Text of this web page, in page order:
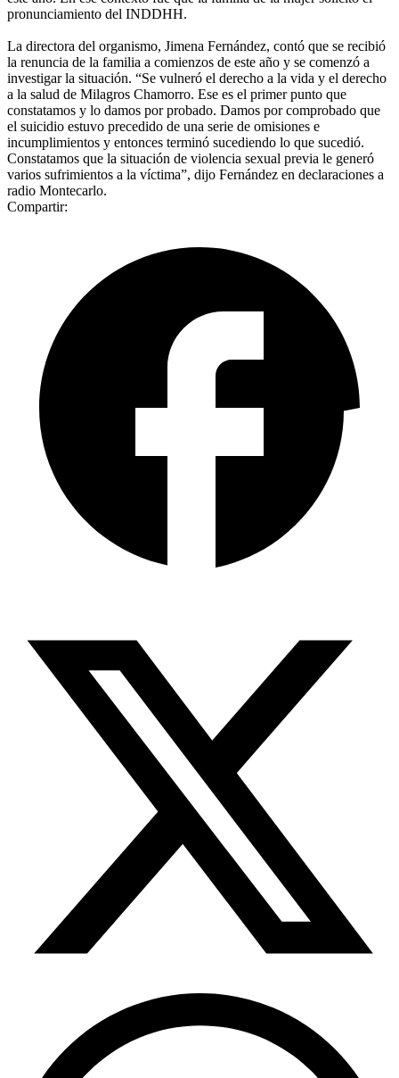
pronunciamiento del INDDHH.
La directora del organismo, Jimena Fernández, contó que se recibió
la renuncia de la familia a comienzos de este año y se comenzó a
investigar la situación. “Se vulneró el derecho a la vida y el derecho
a la salud de Milagros Chamorro. Ese es el primer punto que
constatamos y lo damos por probado. Damos por comprobado que
el suicidio estuvo precedido de una serie de omisiones e
incumplimientos y entonces terminó sucediendo lo que sucedió.
Constatamos que la situación de violencia sexual previa le generó
varios sufrimientos a la víctima”, dijo Fernández en declaraciones a
radio Montecarlo.
Compartir: